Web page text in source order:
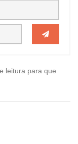
leitura para que